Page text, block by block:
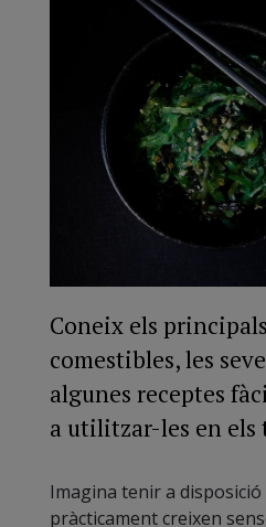
Coneix els
comestibles, les
algunes receptes
a utilitzar-les en els
Imagina tenir a
pràcticament creixen